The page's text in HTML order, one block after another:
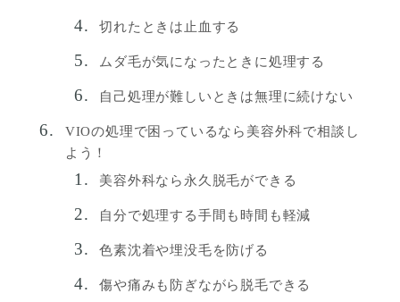
切れたときは止血する
ムダ毛が気になったときに処理する
自己処理が難しいときは無理に続けない
VIOの処理で困っているなら美容外科で相談し
よう！
美容外科なら永久脱毛ができる
自分で処理する手間も時間も軽減
色素沈着や埋没毛を防げる
傷や痛みも防ぎながら脱毛できる